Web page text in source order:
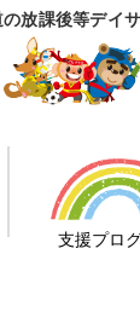
放課後等デイ
支援プロ